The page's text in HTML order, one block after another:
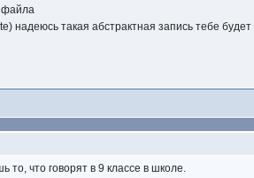
файла
надеюсь такая абстрактная запись тебе
то, что говорят в 9 классе в школе.